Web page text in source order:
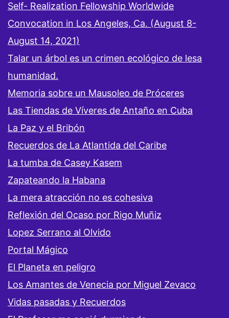
Self- Realization Fellowship Worldwide
Convocation in Los Angeles, Ca. (August 8-
August 14, 2021)
Talar un árbol es un crimen ecológico de lesa
humanidad.
Memoria sobre un Mausoleo de Próceres
Las Tiendas de Víveres de Antaño en Cuba
La Paz y el Bribón
Recuerdos de La Atlantida del Caribe
La tumba de Casey Kasem
Zapateando la Habana
La mera atracción no es cohesiva
Reflexión del Ocaso por Rigo Muñiz
Lopez Serrano al Olvido
Portal Mágico
El Planeta en peligro
Los Amantes de Venecia por Miguel Zevaco
Vidas pasadas y Recuerdos